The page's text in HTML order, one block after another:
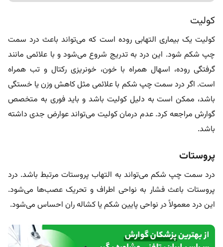
کولیت
کولیت یک بیماری التهابی روده است که می‌تواند باعث درد سمت
چپ شکم شود. این درد به تدریج شروع می‌شود و با علائمی مانند
گرفتگی روده، اسهال همراه با خون، خونریزی رکتال و تب همراه
است. اگر درد سمت چپ شکم با علائمی مثل کاهش وزن یا خستگی
باشد، ممکن است به دلیل کولیت باشد و باید فوری به متخصص
گوارش مراجعه کرد. عدم درمان کولیت می‌تواند عوارض جدی داشته
باشد.
پروستات
درد سمت چپ شکم می‌تواند به التهاب پروستات مرتبط باشد. درد
پروستات باعث فشار به نواحی اطراف و تحریک عصب‌ها می‌شود.
این درد معمولاً در نواحی پایین شکم یا کشاله ران احساس می‌شود.